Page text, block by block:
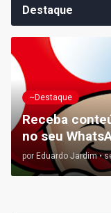
Destaque
~Destaque
Receba
no seu
por Eduardo Jardim •